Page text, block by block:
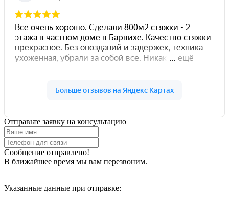
Отправьте заявку на консультацию
Сообщение отправлено!
В ближайшее время мы вам перезвоним.
Указанные данные при отправке: